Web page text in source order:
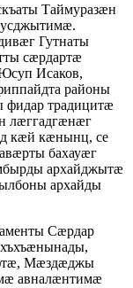
Таймуразæн
Гутнаты
сæрдартæ
Исаков,
районы
фидар традицитæ
лæггадгæнæг
кæй кæнынц, се
бахауæг
архайджытæ
архайды
Сæрдар
Мæздæджы
авналæнтимæ